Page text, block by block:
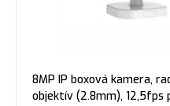
8MP IP boxová kamera,
objektív (2.8mm), 12,5fps